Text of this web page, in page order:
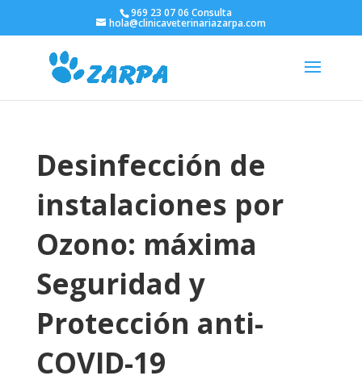
969 23 07 06 Consulta
hola@clinicaveterinariazarpa.com
Desinfección de
instalaciones por
Ozono: máxima
Seguridad y
Protección anti-
COVID-19